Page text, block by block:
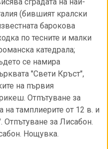
(бившият кралски
барокова
по тесните и малки
катедрала;
се намира
"Свети Кръст",
на първия
Отпътуване за
тамплиерите от 12 в. и
Отпътуване за Лисабон.
Нощувка.